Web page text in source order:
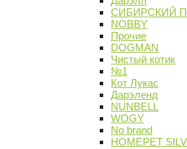
СИБИРСКИЙ
NOBBY
Прочие
DOGMAN
Чистый котик
№1
Кот Лукас
Дарэленд
NUNBELL
WOGY
No brand
HOMEPET